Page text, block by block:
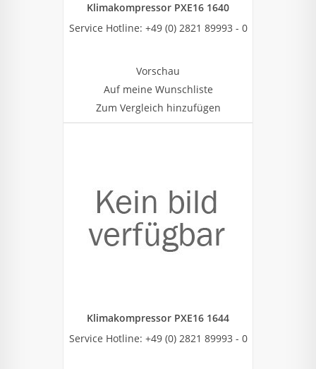
Klimakompressor PXE16 1640
Service Hotline: +49 (0) 2821 89993 - 0
Vorschau
Auf meine Wunschliste
Zum Vergleich hinzufügen
Klimakompressor PXE16 1644
Service Hotline: +49 (0) 2821 89993 - 0